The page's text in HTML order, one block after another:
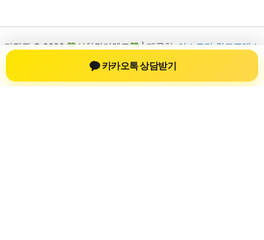
저작권 © 2026 신차장기렌트 | 제공처:
아스트라 워드프레스
테마
카카오톡 상담받기